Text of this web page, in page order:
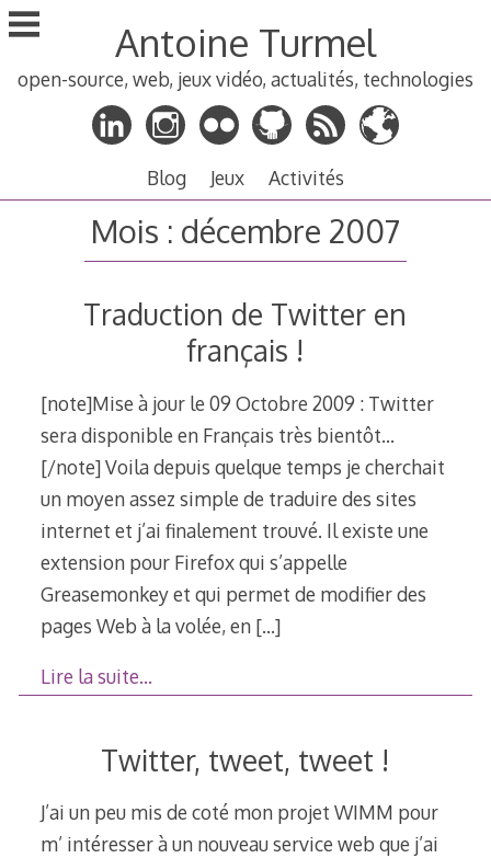
Aller
au
principal
Antoine Turmel
open-source, web, jeux vidéo, actualités, technologies
Blog Jeux Activités
Mois : décembre 2007
Traduction de Twitter en
français !
[note]Mise à jour le 09 Octobre 2009 : Twitter
sera disponible en Français très bientôt…
[/note] Voila depuis quelque temps je cherchait
un moyen assez simple de traduire des sites
internet et j’ai finalement trouvé. Il existe une
extension pour Firefox qui s’appelle
Greasemonkey et qui permet de modifier des
pages Web à la volée, en […]
Lire la suite…
Twitter, tweet, tweet !
J’ai un peu mis de coté mon projet WIMM pour
m’ intéresser à un nouveau service web que j’ai